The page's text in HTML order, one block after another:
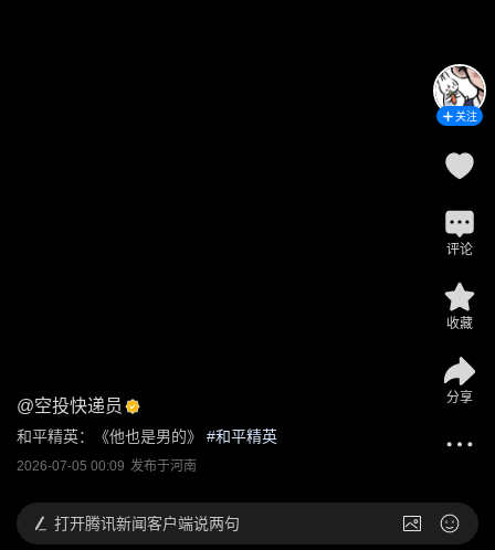
@空投快递员
和平精英：《他也是男的》 #和平精英
2026-07-05 00:09 发布于河南
关注
评论
收藏
分享
打开腾讯新闻客户端说两句